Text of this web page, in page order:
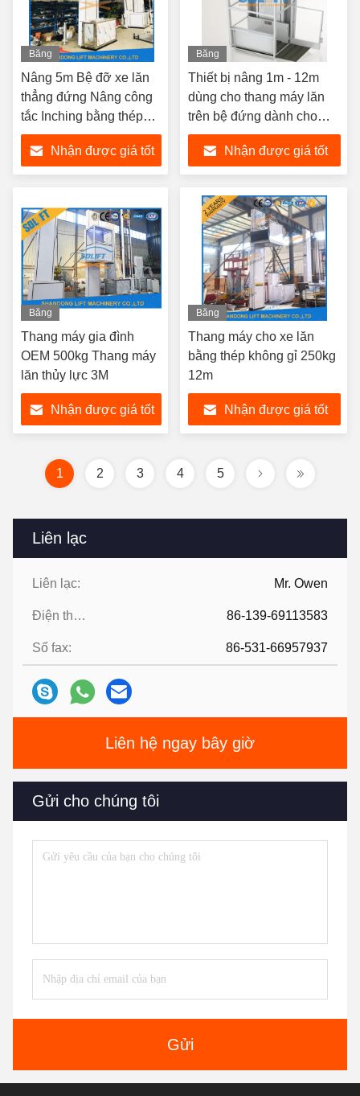
Liên lạc
Liên lạc: Mr. Owen
Điện thoại: 86-139-69113583
Số fax: 86-531-66957937
Liên hệ ngay bây giờ
Gửi cho chúng tôi
Gửi
Băng
hình
Nâng 5m Bệ đỡ xe lăn
thẳng đứng Nâng công
tắc Inching bằng thép
không gỉ
Nhận được giá tốt
Băng
hình
Thiết bị nâng 1m - 12m
dùng cho thang máy lăn
trên bệ đứng dành cho
người khuyết tật
Nhận được giá tốt
Băng
hình
Thang máy gia đình
OEM 500kg Thang máy
lăn thủy lực 3M
Nhận được giá tốt
Băng
hình
Thang máy cho xe lăn
bằng thép không gỉ 250kg
12m
Nhận được giá tốt
1 2 3 4 5